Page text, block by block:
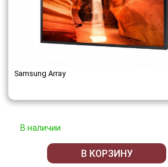
Samsung Array
В наличии
В КОРЗИНУ